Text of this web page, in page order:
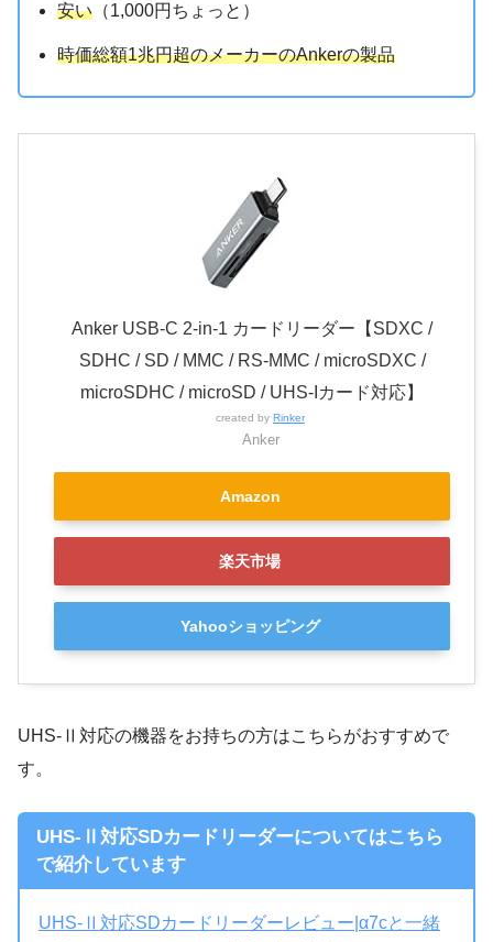
安い （1,000円ちょっと）
時価総額1兆円超のメーカーのAnkerの製品
Anker USB-C 2-in-1 カードリーダー【SDXC /
SDHC / SD / MMC / RS-MMC / microSDXC /
microSDHC / microSD / UHS-Iカード対応】
created by Rinker
Anker
Amazon
楽天市場
Yahooショッピング
UHS-Ⅱ対応の機器をお持ちの方はこちらがおすすめで
す。
UHS-Ⅱ対応SDカードリーダーについてはこちら
で紹介しています
UHS-Ⅱ対応SDカードリーダーレビュー|α7cと一緒